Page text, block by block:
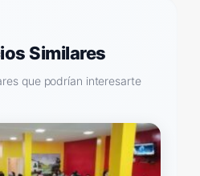
Similares
que podrían interesarte